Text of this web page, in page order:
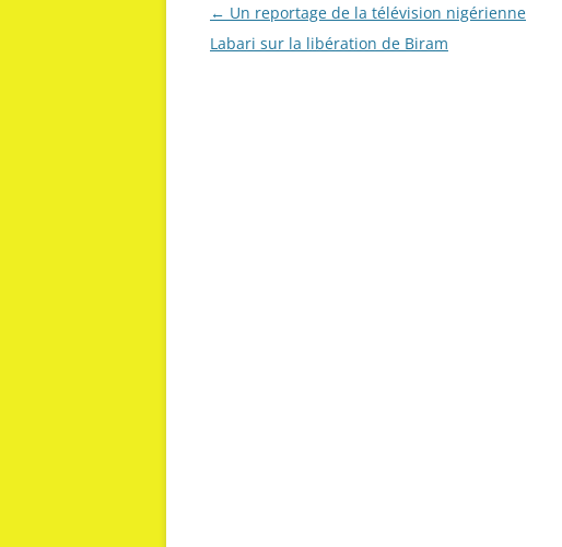
Navigation
des
← Un reportage de la télévision nigérienne
Labari sur la libération de Biram